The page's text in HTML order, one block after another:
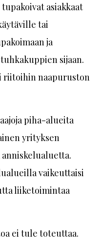
asiakkaat
tai
ja
sijaan.
riitoihin naapuruston
piha-alueita
yrityksen
anniskelualuetta.
vaikeuttaisi
liiketoimintaa
ei tule toteuttaa.